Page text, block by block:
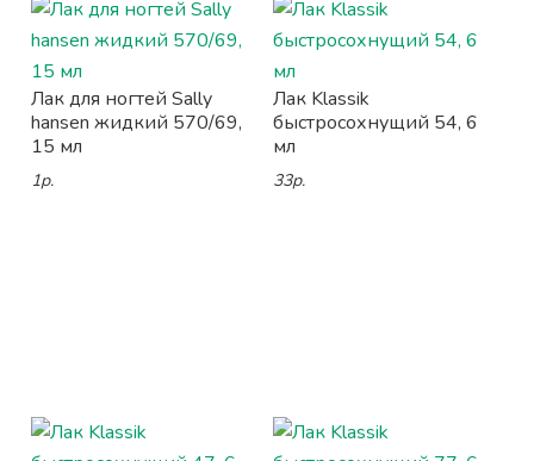
Лак для ногтей Sally
hansen жидкий 570/69,
15 мл
1р.
Лак Klassik
быстросохнущий 54, 6
мл
33р.